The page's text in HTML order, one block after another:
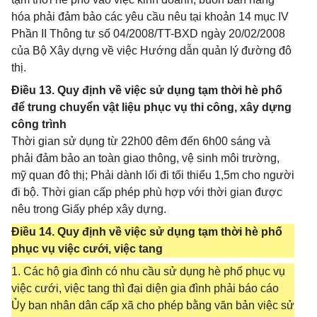
hóa phải đảm bảo các yêu cầu nêu tại khoản 14 mục IV
Phần II Thông tư số 04/2008/TT-BXD ngày 20/02/2008
của Bộ Xây dựng về việc Hướng dẫn quản lý đường đô
thị.
Điều 13. Quy định về việc sử dụng tạm thời hè phố
để trung chuyển vật liệu phục vụ thi công, xây dựng
công trình
Thời gian sử dụng từ 22h00 đêm đến 6h00 sáng và
phải đảm bảo an toàn giao thông, vệ sinh môi trường,
mỹ quan đô thị; Phải dành lối đi tối thiểu 1,5m cho người
đi bộ. Thời gian cấp phép phù hợp với thời gian được
nêu trong Giấy phép xây dựng.
Điều 14. Quy định về việc sử dụng tạm thời hè phố
phục vụ việc cưới, việc tang
1. Các hộ gia đình có nhu cầu sử dụng hè phố phục vụ
việc cưới, việc tang thì đại diện gia đình phải báo cáo
Ủy ban nhân dân cấp xã cho phép bằng văn bản việc sử